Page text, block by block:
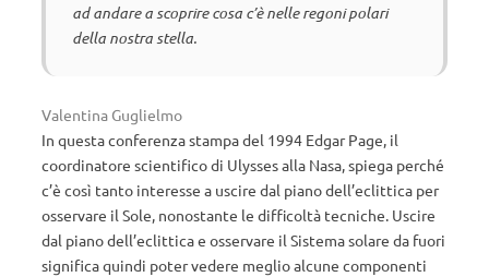
ad andare a scoprire cosa c’è nelle regoni polari
della nostra stella.
Valentina Guglielmo
In questa conferenza stampa del 1994 Edgar Page, il
coordinatore scientifico di Ulysses alla Nasa, spiega perché
c’è così tanto interesse a uscire dal piano dell’eclittica per
osservare il Sole, nonostante le difficoltà tecniche. Uscire
dal piano dell’eclittica e osservare il Sistema solare da fuori
significa quindi poter vedere meglio alcune componenti